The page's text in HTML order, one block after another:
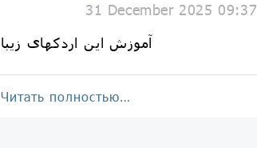
31 December 2025 09:37
آموزش این اردکهای زیبا
Читать полностью…